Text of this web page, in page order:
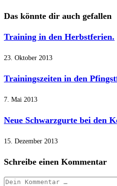
Das könnte dir auch gefallen
Training in den Herbstferien.
23. Oktober 2013
Trainingszeiten in den
7. Mai 2013
Neue Schwarzgurte bei den
15. Dezember 2013
Schreibe einen Kommentar
Kommentar